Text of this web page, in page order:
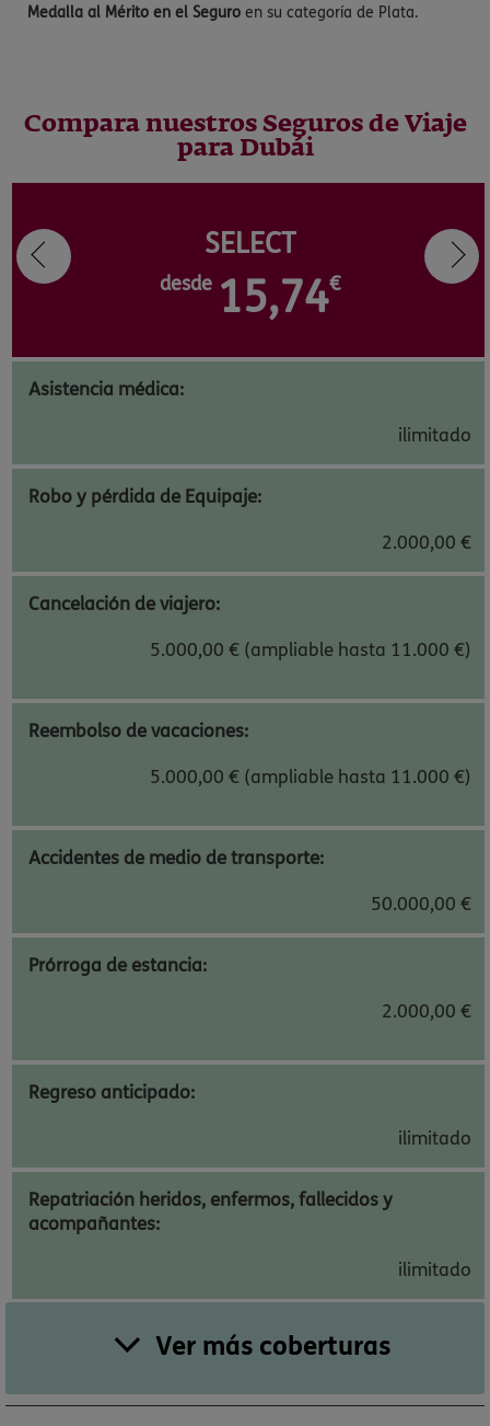
Medalla al Mérito en el Seguro en su categoría de Plata.
Compara nuestros Seguros de Viaje
para Dubái
SELECT
desde 15,74€
Asistencia médica:
ilimitado
Robo y pérdida de Equipaje:
2.000,00 €
Cancelación de viajero:
5.000,00 € (ampliable hasta 11.000 €)
Reembolso de vacaciones:
5.000,00 € (ampliable hasta 11.000 €)
Accidentes de medio de transporte:
50.000,00 €
Prórroga de estancia:
2.000,00 €
Regreso anticipado:
ilimitado
Repatriación heridos, enfermos, fallecidos y
acompañantes:
ilimitado
Ver más coberturas